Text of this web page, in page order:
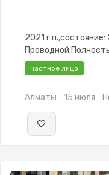
2021
3.0,паркинг:
частное лицо
Алматы 15 июля